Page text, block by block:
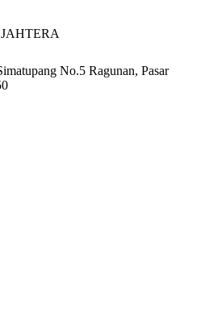
No.5 Ragunan, Pasar